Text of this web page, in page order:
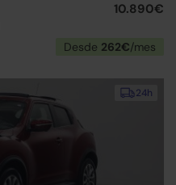
10.890€
Desde 262€/mes
24h